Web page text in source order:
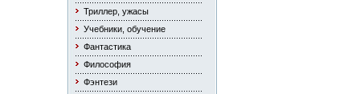
Триллер, ужасы
Учебники, обучение
Фантастика
Философия
Фэнтези